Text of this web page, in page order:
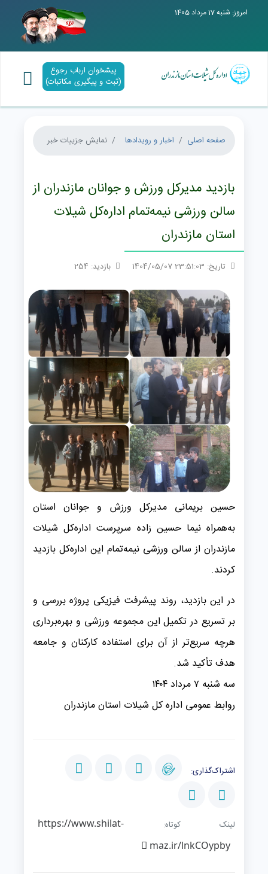
امروز: شنبه 17 مرداد 1405
پیشخوان ارباب رجوع
(ثبت و پیگیری مکاتبات)
صفحه اصلی اخبار و رویدادها نمایش جزییات خبر
بازدید مدیرکل ورزش و جوانان مازندران از
سالن ورزشی نیمه‌تمام اداره‌کل شیلات
استان مازندران
تاریخ: 23:51:03 1404/05/07 بازدید: 254
حسین بریمانی مدیرکل ورزش و جوانان استان
به‌همراه نیما حسین‌ زاده سرپرست اداره‌کل شیلات
مازندران از سالن ورزشی نیمه‌تمام این اداره‌کل بازدید
کردند.
در این بازدید، روند پیشرفت فیزیکی پروژه بررسی و
بر تسریع در تکمیل این مجموعه ورزشی و بهره‌برداری
هرچه سریع‌تر از آن برای استفاده کارکنان و جامعه
هدف تأکید شد.
سه شنبه ۷ مرداد ۱۴۰۴
روابط عمومی اداره کل شیلات استان مازندران
اشتراک‌گذاری:
لینک کوتاه:https://www.shilat-
maz.ir/lnkCOypby